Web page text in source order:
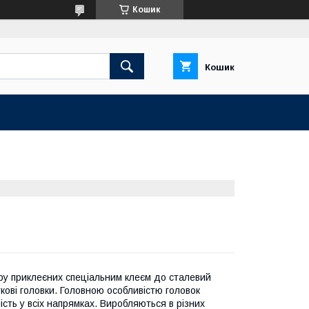
Кошик
Кошик
приклеєних спеціальним клеєм до сталевий
головки. Головною особливістю головок
у всіх напрямках. Виробляються в різних